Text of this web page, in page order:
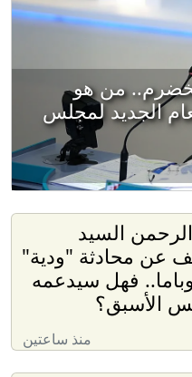
من هو
الجديد لمجلس
السيد
عن محادثة "ودية"
فهل سيدعمه
الأسبق؟
منذ ساعتين